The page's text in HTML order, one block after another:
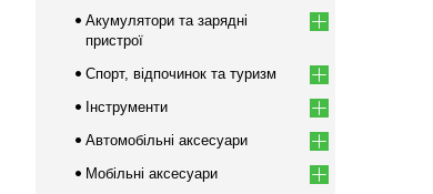
Акумулятори та зарядні
пристрої
Спорт, відпочинок та туризм
Інструменти
Автомобільні аксесуари
Мобільні аксесуари